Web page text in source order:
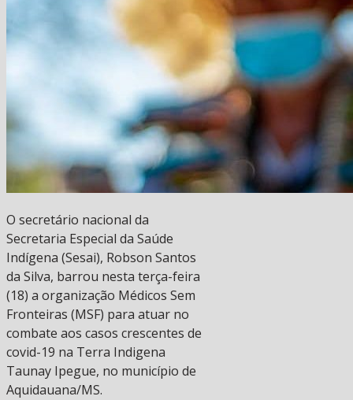
O secretário nacional da
Secretaria Especial da Saúde
Indígena (Sesai), Robson Santos
da Silva, barrou nesta terça-feira
(18) a organização Médicos Sem
Fronteiras (MSF) para atuar no
combate aos casos crescentes de
covid-19 na Terra Indigena
Taunay Ipegue, no município de
Aquidauana/MS.